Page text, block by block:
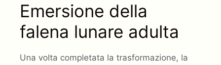
Emersione della
falena lunare adulta
Una volta completata la trasformazione, la